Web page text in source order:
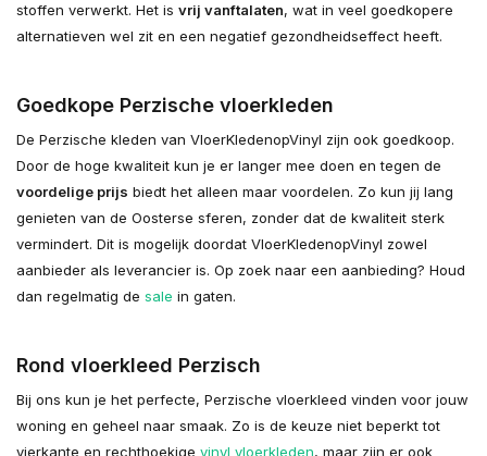
stoffen verwerkt. Het is vrij vanftalaten, wat in veel goedkopere
alternatieven wel zit en een negatief gezondheidseffect heeft.
Goedkope Perzische vloerkleden
De Perzische kleden van VloerKledenopVinyl zijn ook goedkoop.
Door de hoge kwaliteit kun je er langer mee doen en tegen de
voordelige prijs biedt het alleen maar voordelen. Zo kun jij lang
genieten van de Oosterse sferen, zonder dat de kwaliteit sterk
vermindert. Dit is mogelijk doordat VloerKledenopVinyl zowel
aanbieder als leverancier is. Op zoek naar een aanbieding? Houd
dan regelmatig de sale in gaten.
Rond vloerkleed Perzisch
Bij ons kun je het perfecte, Perzische vloerkleed vinden voor jouw
woning en geheel naar smaak. Zo is de keuze niet beperkt tot
vierkante en rechthoekige vinyl vloerkleden, maar zijn er ook